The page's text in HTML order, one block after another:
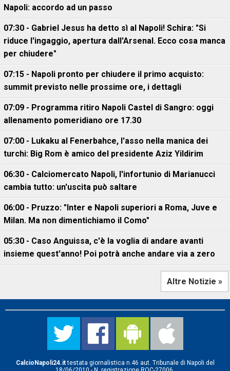
Napoli: accordo ad un passo
07:30 - Gabriel Jesus ha detto sì al Napoli! Schira: "Si
riduce l'ingaggio, apertura dall'Arsenal. Ecco cosa manca
per chiudere"
07:15 - Napoli pronto per chiudere il primo acquisto:
summit previsto nelle prossime ore, i dettagli
07:09 - Programma ritiro Napoli Castel di Sangro: oggi
allenamento pomeridiano ore 17.30
07:00 - Lukaku al Fenerbahce, l'asso nella manica dei
turchi: Big Rom è amico del presidente Aziz Yildirim
06:30 - Calciomercato Napoli, l'infortunio di Marianucci
cambia tutto: un'uscita può saltare
06:00 - Pruzzo: "Inter e Napoli superiori a Roma, Juve e
Milan. Ma non dimentichiamo il Como"
05:30 - Caso Anguissa, c'è la voglia di andare avanti
insieme quest'anno! Poi potrà anche andare via a zero
Altre Notizie »
CalcioNapoli24.ittestata giornalistica n.46 aut. Tribunale di Napoli del